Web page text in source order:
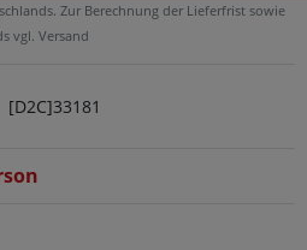
Zur Berechnung der Lieferfrist sowie
vgl. Versand
[D2C]33181